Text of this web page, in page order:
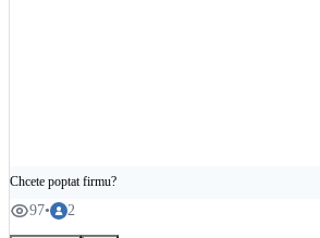
Chcete poptat firmu?
97• 2